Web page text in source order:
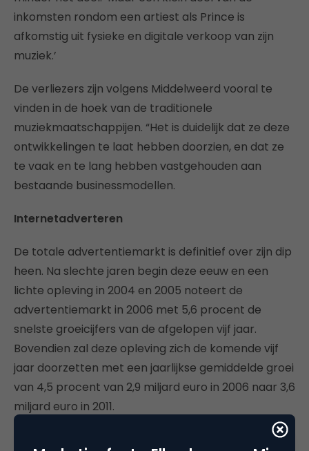
inkomsten rondom een artiest als Prince is
afkomstig uit fysieke en digitale verkoop van zijn
muziek.’
De verliezers zijn volgens Middelweerd vooral te
vinden in de hoek van de traditionele
muziekmaatschappijen. “Het is duidelijk dat ze deze
ontwikkelingen te laat hebben doorzien, en dat ze
te vaak en te lang hebben vastgehouden aan
bestaande businessmodellen.
Internetadverteren
De totale advertentiemarkt is definitief over zijn dip
heen. Na slechte jaren begin deze eeuw en een
lichte opleving in 2004 en 2005 noteert de
advertentiemarkt in 2006 met 5,6 procent de
snelste groeicijfers van de afgelopen vijf jaar.
Bovendien zal deze opleving zich de komende vijf
jaar doorzetten met een jaarlijkse gemiddelde groei
van 4,5 procent van 2,9 miljard euro in 2006 naar 3,6
miljard euro in 2011.
Adverteren via internet wordt snel populairder. De